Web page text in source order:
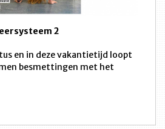
2
en in deze vakantietijd loopt
besmettingen met het